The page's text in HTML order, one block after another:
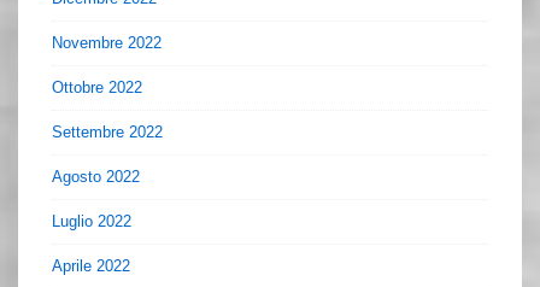
Novembre 2022
Ottobre 2022
Settembre 2022
Agosto 2022
Luglio 2022
Aprile 2022